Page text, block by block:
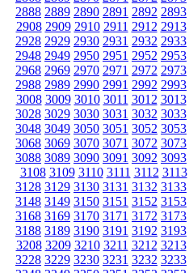
2888 2889 2890 2891 2892 2893
2908 2909 2910 2911 2912 2913
2928 2929 2930 2931 2932 2933
2948 2949 2950 2951 2952 2953
2968 2969 2970 2971 2972 2973
2988 2989 2990 2991 2992 2993
3008 3009 3010 3011 3012 3013
3028 3029 3030 3031 3032 3033
3048 3049 3050 3051 3052 3053
3068 3069 3070 3071 3072 3073
3088 3089 3090 3091 3092 3093
3108 3109 3110 3111 3112 3113
3128 3129 3130 3131 3132 3133
3148 3149 3150 3151 3152 3153
3168 3169 3170 3171 3172 3173
3188 3189 3190 3191 3192 3193
3208 3209 3210 3211 3212 3213
3228 3229 3230 3231 3232 3233